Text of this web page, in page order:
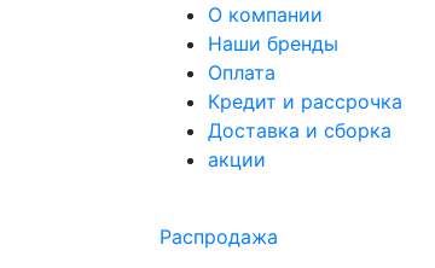
О компании
Наши бренды
Оплата
Кредит и рассрочка
Доставка и сборка
акции
Распродажа